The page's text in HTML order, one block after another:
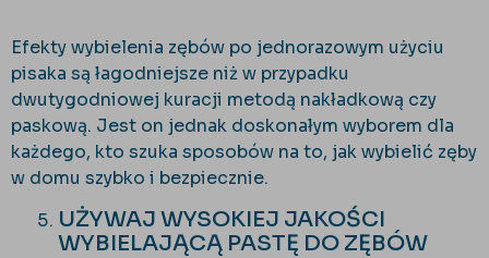
Efekty wybielenia zębów po jednorazowym użyciu
pisaka są łagodniejsze niż w przypadku
dwutygodniowej kuracji metodą nakładkową czy
paskową. Jest on jednak doskonałym wyborem dla
każdego, kto szuka sposobów na to, jak wybielić zęby
w domu szybko i bezpiecznie.
UŻYWAJ WYSOKIEJ JAKOŚCI
WYBIELAJĄCĄ PASTĘ DO ZĘBÓW